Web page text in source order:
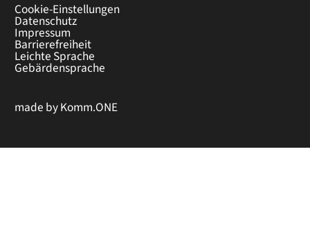
Cookie-Einstellungen
Datenschutz
Impressum
Barrierefreiheit
Leichte Sprache
Gebärdensprache
made byKomm.ONE